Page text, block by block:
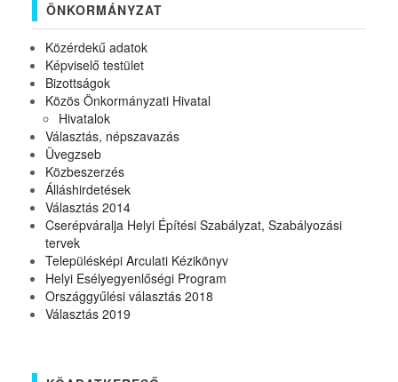
ÖNKORMÁNYZAT
Közérdekű adatok
Képviselő testület
Bizottságok
Közös Önkormányzati Hivatal
Hivatalok
Választás, népszavazás
Üvegzseb
Közbeszerzés
Álláshirdetések
Választás 2014
Cserépváralja Helyi Építési Szabályzat, Szabályozási
tervek
Településképi Arculati Kézikönyv
Helyi Esélyegyenlőségi Program
Országgyűlési választás 2018
Választás 2019